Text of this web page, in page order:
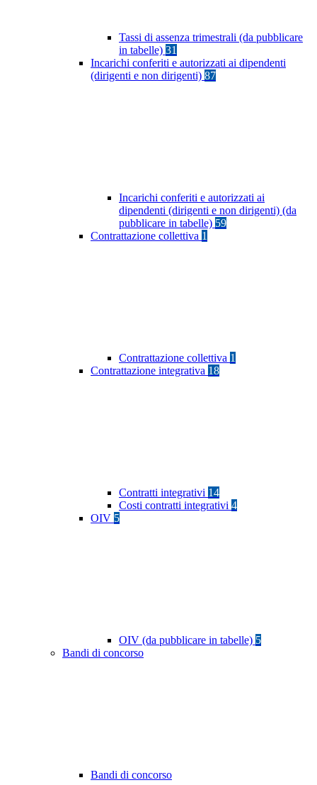
Tassi di assenza trimestrali (da pubblicare
in tabelle) 31
Incarichi conferiti e autorizzati ai dipendenti
(dirigenti e non dirigenti) 87
Incarichi conferiti e autorizzati ai
dipendenti (dirigenti e non dirigenti) (da
pubblicare in tabelle) 59
Contrattazione collettiva 1
Contrattazione collettiva 1
Contrattazione integrativa 18
Contratti integrativi 14
Costi contratti integrativi 4
OIV 5
OIV (da pubblicare in tabelle) 5
Bandi di concorso
Bandi di concorso